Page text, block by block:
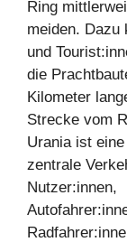
Ring
meiden. Dazu
und
die
Kilometer
Strecke vom
Urania ist eine
zentrale
Nutzer:innen,